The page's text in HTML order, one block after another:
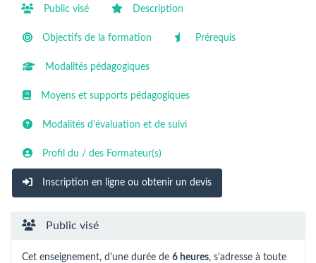
Public visé Description
Objectifs de la formation Prérequis
Modalités pédagogiques
Moyens et supports pédagogiques
Modalités d'évaluation et de suivi
Profil du / des Formateur(s)
Inscription en ligne ou obtenir un devis
Public visé
Cet enseignement, d'une durée de 6 heures, s'adresse à toute